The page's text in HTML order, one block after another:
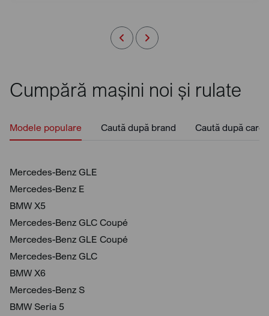
Cumpără mașini noi și rulate
Modele populare Caută după brand Caută după
Mercedes-Benz GLE
Mercedes-Benz E
BMW X5
Mercedes-Benz GLC Coupé
Mercedes-Benz GLE Coupé
Mercedes-Benz GLC
BMW X6
Mercedes-Benz S
BMW Seria 5